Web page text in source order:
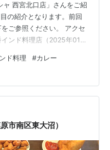
ャ 西宮北口店」さんをご紹
の紹介となります。前回
ご参照ください。 アクセ
ンド料理店（2025年01月
ガネーシャ 西宮北口店」
メニュー 今回のレビュー
ニセット まとめ 店舗詳細
ャ 西宮北口店」について
グ ガネーシャ」さんは、
ド料理 #カレー
市南区東大沼）